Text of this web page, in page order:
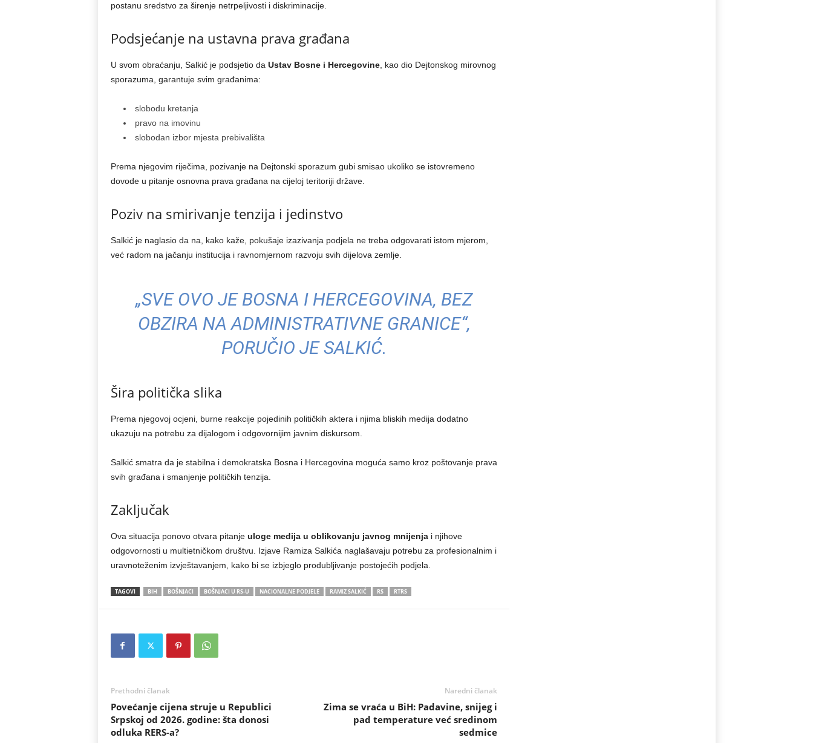
postanu sredstvo za širenje netrpeljivosti i diskriminacije.
Podsjećanje na ustavna prava građana
U svom obraćanju, Salkić je podsjetio da Ustav Bosne i Hercegovine, kao dio Dejtonskog mirovnog
sporazuma, garantuje svim građanima:
slobodu kretanja
pravo na imovinu
slobodan izbor mjesta prebivališta
Prema njegovim riječima, pozivanje na Dejtonski sporazum gubi smisao ukoliko se istovremeno
dovode u pitanje osnovna prava građana na cijeloj teritoriji države.
Poziv na smirivanje tenzija i jedinstvo
Salkić je naglasio da na, kako kaže, pokušaje izazivanja podjela ne treba odgovarati istom mjerom,
već radom na jačanju institucija i ravnomjernom razvoju svih dijelova zemlje.
„SVE OVO JE BOSNA I HERCEGOVINA, BEZ
OBZIRA NA ADMINISTRATIVNE GRANICE“,
PORUČIO JE SALKIĆ.
Šira politička slika
Prema njegovoj ocjeni, burne reakcije pojedinih političkih aktera i njima bliskih medija dodatno
ukazuju na potrebu za dijalogom i odgovornijim javnim diskursom.
Salkić smatra da je stabilna i demokratska Bosna i Hercegovina moguća samo kroz poštovanje prava
svih građana i smanjenje političkih tenzija.
Zaključak
Ova situacija ponovo otvara pitanje uloge medija u oblikovanju javnog mnijenjai njihove
odgovornosti u multietničkom društvu. Izjave Ramiza Salkića naglašavaju potrebu za profesionalnim i
uravnoteženim izvještavanjem, kako bi se izbjeglo produbljivanje postojećih podjela.
TAGOVI BIH BOŠNJACI BOŠNJACI U RS-U NACIONALNE PODJELE RAMIZ SALKIĆ RS RTRS
Prethodni članak
Povećanje cijena struje u Republici
Srpskoj od 2026. godine: šta donosi
odluka RERS-a?
Naredni članak
Zima se vraća u BiH: Padavine, snijeg i
pad temperature već sredinom
sedmice